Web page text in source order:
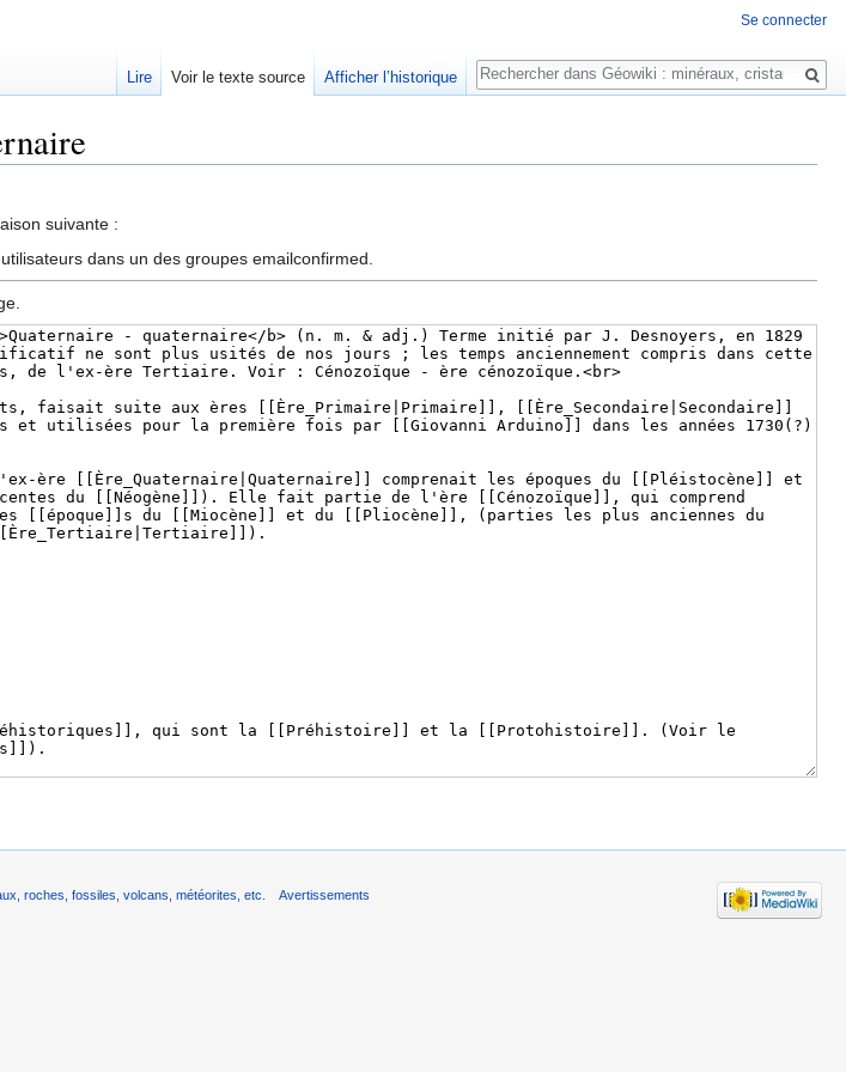
suivante :
dans un des groupes emailconfirmed.
Se connecter
Lire Voir le texte source Afficher l’historique
Rechercher
roches, fossiles, volcans, météorites, etc. Avertissements